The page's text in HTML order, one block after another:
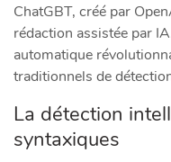
ChatGBT, créé par
rédaction assistée par
automatique
traditionnels de
La détection
syntaxiques